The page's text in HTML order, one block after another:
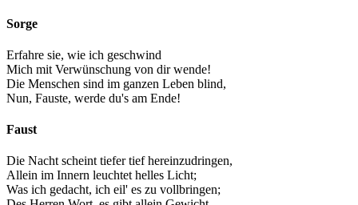
Sorge
Erfahre sie, wie ich geschwind
Mich mit Verwünschung von dir wende!
Die Menschen sind im ganzen Leben blind,
Nun, Fauste, werde du's am Ende!
Faust
Die Nacht scheint tiefer tief hereinzudringen,
Allein im Innern leuchtet helles Licht;
Was ich gedacht, ich eil' es zu vollbringen;